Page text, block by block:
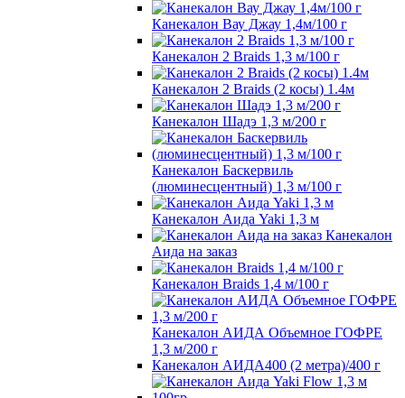
Канекалон Вау Джау 1,4м/100 г
Канекалон 2 Braids 1,3 м/100 г
Канекалон 2 Braids (2 косы) 1.4м
Канекалон Шадэ 1,3 м/200 г
Канекалон Баскервиль
(люминесцентный) 1,3 м/100 г
Канекалон Аида Yaki 1,3 м
Канекалон
Аида на заказ
Канекалон Braids 1,4 м/100 г
Канекалон АИДА Объемное ГОФРЕ
1,3 м/200 г
Канекалон АИДА400 (2 метра)/400 г